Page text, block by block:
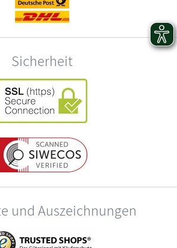
Sicherheit
und Auszeichnungen